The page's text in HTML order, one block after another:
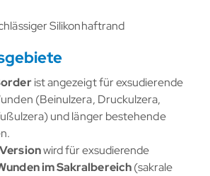
Silikonhaftrand
ist angezeigt für exsudierende
(Beinulzera, Druckulzera,
und länger bestehende
wird für exsudierende
im Sakralbereich(sakrale